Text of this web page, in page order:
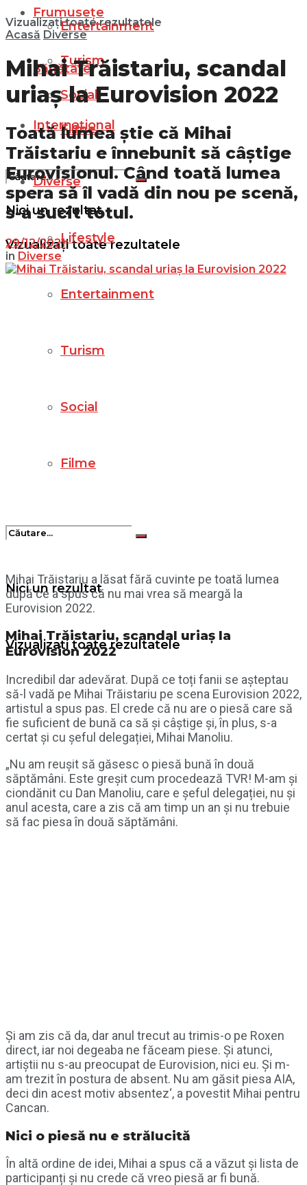
Entertainment
Turism
Social
Filme
Nici un rezultat
Vizualizați toate rezultatele
Frumusețe
Sănătate
Internațional
Diverse
Lifestyle
Entertainment
Turism
Social
Filme
Nici un rezultat
Vizualizați toate rezultatele
Vizualizați toate rezultatele
Acasă Diverse
Mihai Trăistariu, scandal
uriaș la Eurovision 2022
Toată lumea știe că Mihai
Trăistariu e înnebunit să câștige
Eurovisionul. Când toată lumea
spera să îl vadă din nou pe scenă,
s-a sucit totul.
29/12/2021
in Diverse
Mihai Trăistariu a lăsat fără cuvinte pe toată lumea
după ce a spus că nu mai vrea să meargă la
Eurovision 2022.
Mihai Trăistariu, scandal uriaș la
Eurovision 2022
Incredibil dar adevărat. După ce toți fanii se așteptau
să-l vadă pe Mihai Trăistariu pe scena Eurovision 2022,
artistul a spus pas. El crede că nu are o piesă care să
fie suficient de bună ca să și câștige și, în plus, s-a
certat și cu șeful delegației, Mihai Manoliu.
„Nu am reușit să găsesc o piesă bună în două
săptămâni. Este greșit cum procedează TVR! M-am și
ciondănit cu Dan Manoliu, care e șeful delegației, nu și
anul acesta, care a zis că am timp un an și nu trebuie
să fac piesa în două săptămâni.
Și am zis că da, dar anul trecut au trimis-o pe Roxen
direct, iar noi degeaba ne făceam piese. Și atunci,
artiștii nu s-au preocupat de Eurovision, nici eu. Și m-
am trezit în postura de absent. Nu am găsit piesa AIA,
deci din acest motiv absentez‘, a povestit Mihai pentru
Cancan.
Nici o piesă nu e strălucită
În altă ordine de idei, Mihai a spus că a văzut și lista de
participanți și nu crede că vreo piesă ar fi bună.